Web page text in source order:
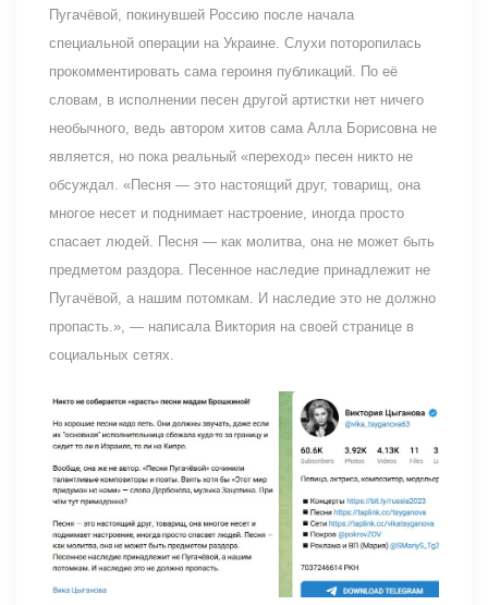
Пугачёвой, покинувшей Россию после начала
специальной операции на Украине. Слухи поторопилась
прокомментировать сама героиня публикаций. По её
словам, в исполнении песен другой артистки нет ничего
необычного, ведь автором хитов сама Алла Борисовна не
является, но пока реальный «переход» песен никто не
обсуждал. «Песня — это настоящий друг, товарищ, она
многое несет и поднимает настроение, иногда просто
спасает людей. Песня — как молитва, она не может быть
предметом раздора. Песенное наследие принадлежит не
Пугачёвой, а нашим потомкам. И наследие это не должно
пропасть.», — написала Виктория на своей странице в
социальных сетях.